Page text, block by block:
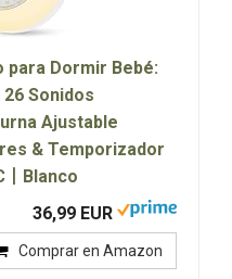
para Dormir Bebé:
Sonidos
Ajustable
& Temporizador
丨Blanco
36,99 EUR
Comprar en Amazon